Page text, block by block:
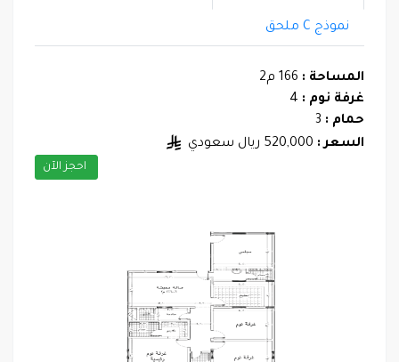
نموذج C ملحق
المساحة : 166 م2
غرفة نوم : 4
حمام : 3
السعر : 520,000 ريال سعودي
احجز الآن